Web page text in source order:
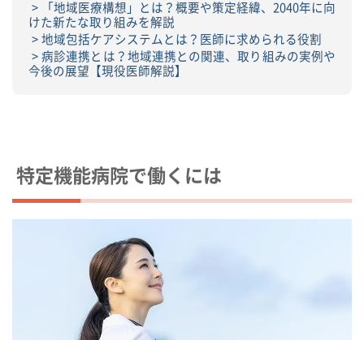
「地域医療構想」とは？概要や策定経緯、2040年に向
けた新たな取り組みを解説
地域包括ケアシステムとは？医師に求められる役割
病診連携とは？地域連携との関連、取り組みの実例や
今後の展望【現役医師解説】
特定機能病院で働くには